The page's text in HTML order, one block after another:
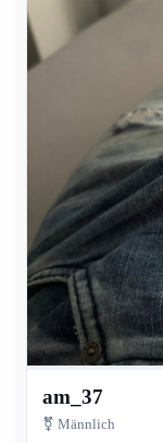
am_37
⚧ Männlich